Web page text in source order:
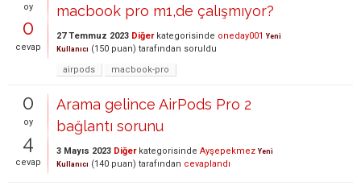
oy
0
cevap
macbook pro m1,de çalışmıyor?
27 Temmuz 2023 Diğerkategorisinde oneday001 Yeni
Kullanıcı (150 puan) tarafından soruldu
airpods
macbook-pro
0
oy
4
cevap
Arama gelince AirPods Pro 2
bağlantı sorunu
3 Mayıs 2023 Diğerkategorisinde Ayşepekmez Yeni
Kullanıcı (140 puan) tarafından cevaplandı